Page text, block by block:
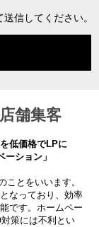
信してください。
舗集客
低価格でLPに
ション」
ことをいいます。
なっており、効率
です。ホームペー
策には不利とい